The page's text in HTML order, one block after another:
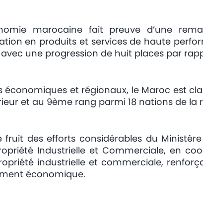
marocaine fait preuve d’une
en produits et services de haute
une progression de huit places par
économiques et régionaux, le Maroc est
et au 9ème rang parmi 18 nations de la
des efforts considérables du
Industrielle et Commerciale, en
industrielle et commerciale,
économique.